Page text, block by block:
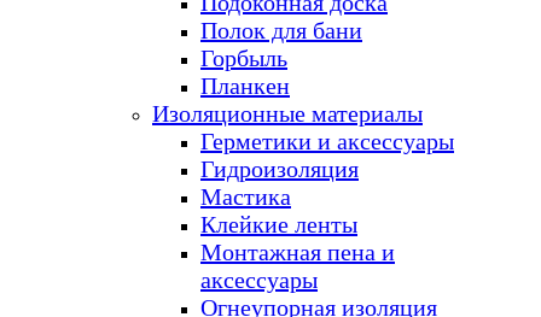
Полок для бани
Горбыль
Планкен
Изоляционные материалы
Герметики и аксессуары
Гидроизоляция
Мастика
Клейкие ленты
Монтажная пена и
аксессуары
Огнеупорная изоляция